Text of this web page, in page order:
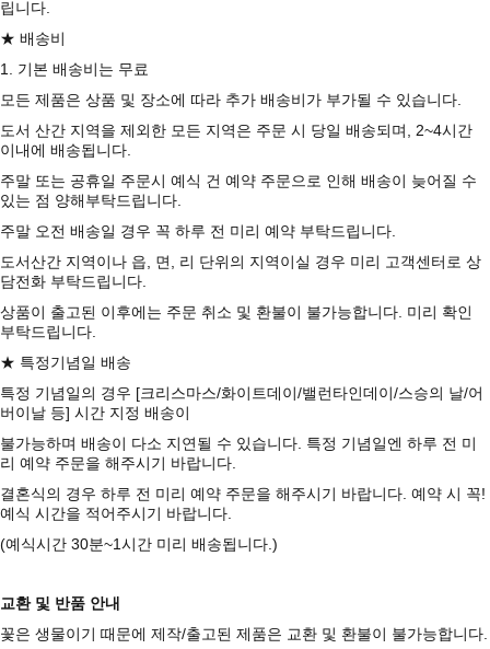
립니다.
★ 배송비
1. 기본 배송비는 무료
모든 제품은 상품 및 장소에 따라 추가 배송비가 부가될 수 있습니다.
도서 산간 지역을 제외한 모든 지역은 주문 시 당일 배송되며, 2~4시간
이내에 배송됩니다.
주말 또는 공휴일 주문시 예식 건 예약 주문으로 인해 배송이 늦어질 수
있는 점 양해부탁드립니다.
주말 오전 배송일 경우 꼭 하루 전 미리 예약 부탁드립니다.
도서산간 지역이나 읍, 면, 리 단위의 지역이실 경우 미리 고객센터로 상
담전화 부탁드립니다.
상품이 출고된 이후에는 주문 취소 및 환불이 불가능합니다. 미리 확인
부탁드립니다.
★ 특정기념일 배송
특정 기념일의 경우 [크리스마스/화이트데이/밸런타인데이/스승의 날/어
버이날 등] 시간 지정 배송이
불가능하며 배송이 다소 지연될 수 있습니다. 특정 기념일엔 하루 전 미
리 예약 주문을 해주시기 바랍니다.
결혼식의 경우 하루 전 미리 예약 주문을 해주시기 바랍니다. 예약 시 꼭!
예식 시간을 적어주시기 바랍니다.
(예식시간 30분~1시간 미리 배송됩니다.)
교환 및 반품 안내
꽃은 생물이기 때문에 제작/출고된 제품은 교환 및 환불이 불가능합니다.